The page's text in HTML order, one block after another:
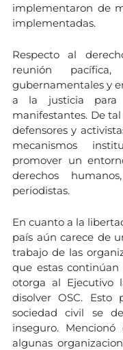
implementaron de
implementadas.
Respecto al
reunión
gubernamentales y
a la justicia
manifestantes. De
defensores y
mecanismos
promover un
derechos
periodistas.
En cuanto a la
país aún carece de
trabajo de las
que estas
otorga al Ejecutivo
disolver OSC.
sociedad civil se
inseguro.
algunas